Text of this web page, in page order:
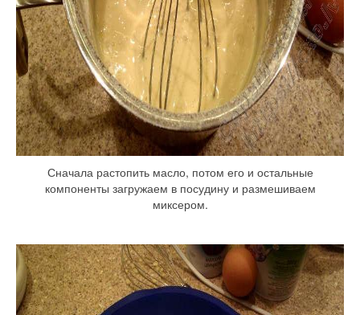
Сначала растопить масло, потом его и остальные
компоненты загружаем в посудину и размешиваем
миксером.